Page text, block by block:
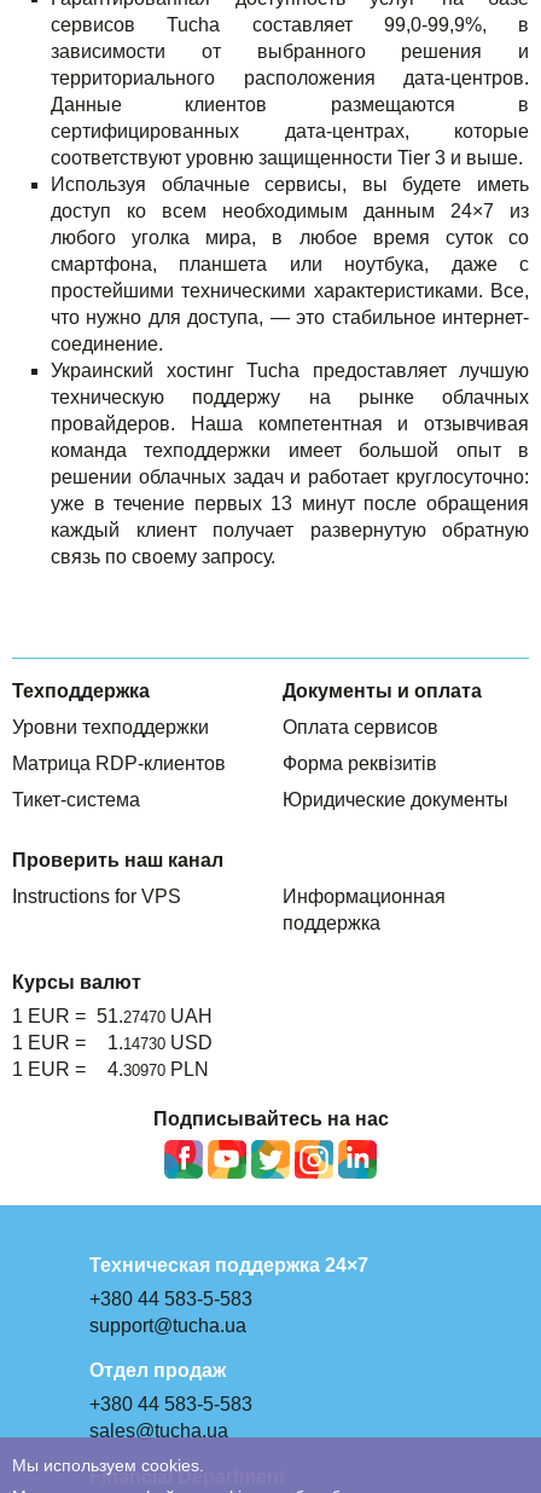
сервисов Tucha составляет 99,0-99,9%, в
зависимости от выбранного решения и
территориального расположения дата-центров.
Данные клиентов размещаются в
сертифицированных дата-центрах, которые
соответствуют уровню защищенности Tier 3 и выше.
Используя облачные сервисы, вы будете иметь
доступ ко всем необходимым данным 24×7 из
любого уголка мира, в любое время суток со
смартфона, планшета или ноутбука, даже с
простейшими техническими характеристиками. Все,
что нужно для доступа, — это стабильное интернет-
соединение.
Украинский хостинг Tucha предоставляет лучшую
техническую поддержу на рынке облачных
провайдеров. Наша компетентная и отзывчивая
команда техподдержки имеет большой опыт в
решении облачных задач и работает круглосуточно:
уже в течение первых 13 минут после обращения
каждый клиент получает развернутую обратную
связь по своему запросу.
Техподдержка
Уровни техподдержки
Матрица RDP-клиентов
Тикет-система
Документы и оплата
Оплата сервисов
Форма реквізитів
Юридические документы
Проверить наш канал
Instructions for VPS
Информационная
поддержка
Курсы валют
1 EUR = 51.27470 UAH
1 EUR =
1.14730 USD
1 EUR =
4.30970 PLN
Подписывайтесь на нас
Техническая поддержка 24×7
+380 44 583-5-583
support@tucha.ua
Отдел продаж
+380 44 583-5-583
sales@tucha.ua
Financial Department
Мы используем cookies.